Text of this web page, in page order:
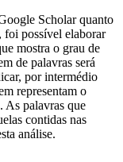
Scholarquanto
foi possível elaborar
mostra o grau de
de palavras será
por intermédio
representam o
As palavras que
contidas nas
análise.